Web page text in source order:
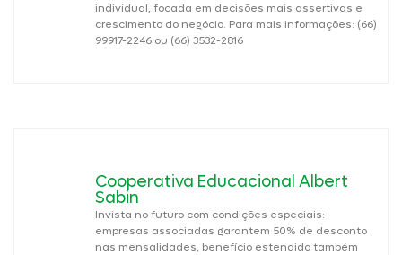
individual, focada em decisões mais assertivas e
crescimento do negócio. Para mais informações: (66)
99917-2246 ou (66) 3532-2816
Cooperativa Educacional Albert
Sabin
Invista no futuro com condições especiais:
empresas associadas garantem 50% de desconto
nas mensalidades, benefício estendido também